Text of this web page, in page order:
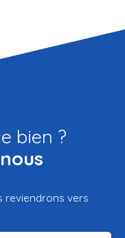
bien ?
reviendrons vers